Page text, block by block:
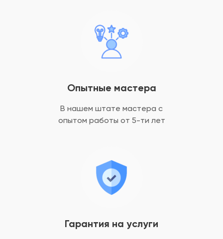
Гарантия на услуги
Опытные мастера
В нашем штате мастера с
опытом работы от 5-ти лет